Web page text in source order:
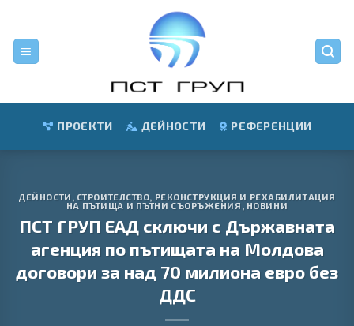
content
ПРОЕКТИ ДЕЙНОСТИ РЕФЕРЕНЦИИ
ДЕЙНОСТИ , СТРОИТЕЛСТВО, РЕКОНСТРУКЦИЯ И РЕХАБИЛИТАЦИЯ
НА ПЪТИЩА И ПЪТНИ СЪОРЪЖЕНИЯ , НОВИНИ
ПСТ ГРУП ЕАД сключи с Държавната
агенция по пътищата на Молдова
договори за над 70 милиона евро без
ДДС